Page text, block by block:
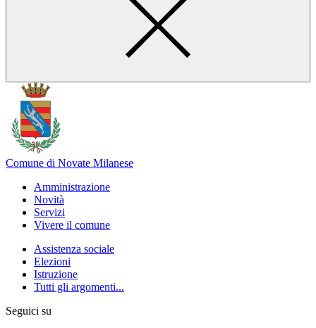
Comune di Novate Milanese
Amministrazione
Novità
Servizi
Vivere il comune
Assistenza sociale
Elezioni
Istruzione
Tutti gli argomenti...
Seguici su